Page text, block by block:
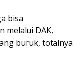
bisa
melalui DAK,
buruk, totalnya